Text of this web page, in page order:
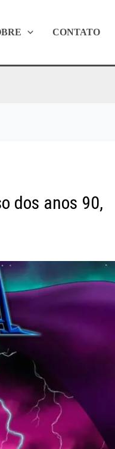
CONTATO
dos anos 90,